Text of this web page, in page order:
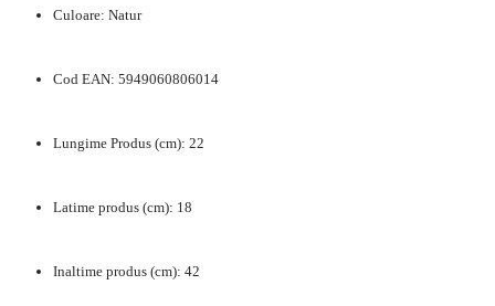
Culoare: Natur
Cod EAN: 5949060806014
Lungime Produs (cm): 22
Latime produs (cm): 18
Inaltime produs (cm): 42